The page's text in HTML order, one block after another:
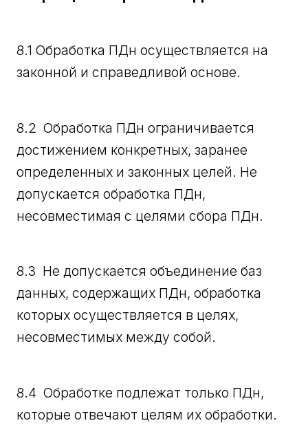
8.1 Обработка ПДн осуществляется на
законной и справедливой основе.
8.2 Обработка ПДн ограничивается
достижением конкретных, заранее
определенных и законных целей. Не
допускается обработка ПДн,
несовместимая с целями сбора ПДн.
8.3 Не допускается объединение баз
данных, содержащих ПДн, обработка
которых осуществляется в целях,
несовместимых между собой.
8.4 Обработке подлежат только ПДн,
которые отвечают целям их обработки.